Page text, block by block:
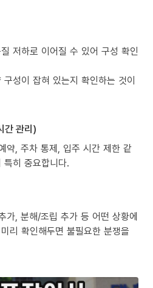
저하로 이어질 수 있어 구성 확인
성이 잡혀 있는지 확인하는 것이
간 관리)
약, 주차 통제, 입주 시간 제한 같
히 중요합니다.
가, 분해/조립 추가 등 어떤 상황에
리 확인해두면 불필요한 분쟁을